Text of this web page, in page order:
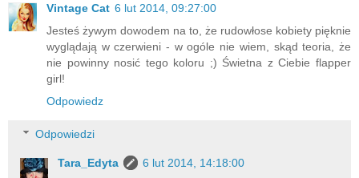
Vintage Cat 6 lut 2014, 09:27:00
Jesteś żywym dowodem na to, że rudowłose kobiety pięknie
wyglądają w czerwieni - w ogóle nie wiem, skąd teoria, że
nie powinny nosić tego koloru ;) Świetna z Ciebie flapper
girl!
Odpowiedz
Odpowiedzi
Tara_Edyta
6 lut 2014, 14:18:00